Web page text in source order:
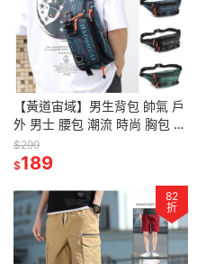
【黃道宙域】男生背包 帥氣 戶
外 男士 腰包 潮流 時尚 胸包 防
水 尼龍布 斜跨 男包 流行包
$299
$189
82
折